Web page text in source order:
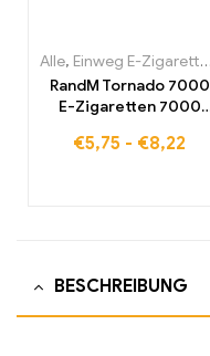
Alle, Einweg E-Zigaretten
RandM Tornado 7000
E-Zigaretten 7000
lagerraum
€5,75 - €8,22
BESCHREIBUNG